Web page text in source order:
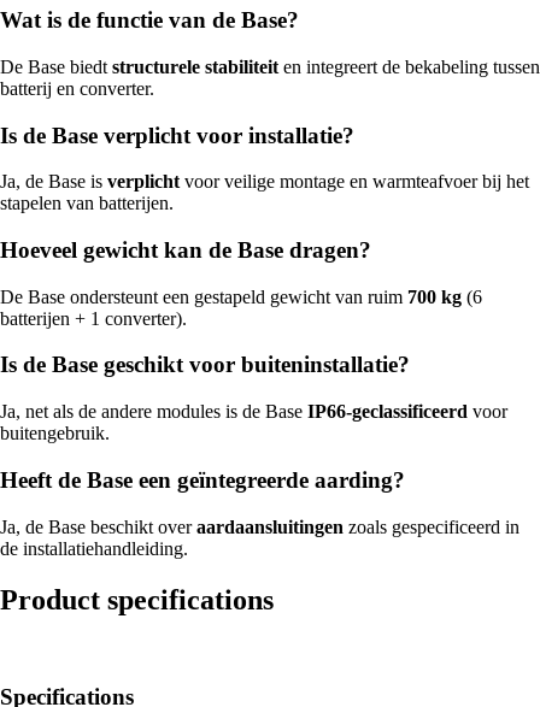
Wat is de functie van de Base?
De Base biedt structurele stabiliteit en integreert de bekabeling tussen
batterij en converter.
Is de Base verplicht voor installatie?
Ja, de Base is verplicht voor veilige montage en warmteafvoer bij het
stapelen van batterijen.
Hoeveel gewicht kan de Base dragen?
De Base ondersteunt een gestapeld gewicht van ruim 700 kg (6
batterijen + 1 converter).
Is de Base geschikt voor buiteninstallatie?
Ja, net als de andere modules is de Base IP66-geclassificeerd voor
buitengebruik.
Heeft de Base een geïntegreerde aarding?
Ja, de Base beschikt overaardaansluitingen zoals gespecificeerd in
de installatiehandleiding.
Product specifications
Specifications